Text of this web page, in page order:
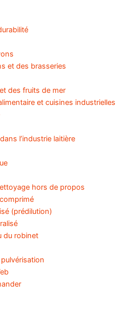
et des brasseries
des fruits de mer
et cuisines industrielles
l’industrie laitière
hors de propos
(prédilution)
du robinet